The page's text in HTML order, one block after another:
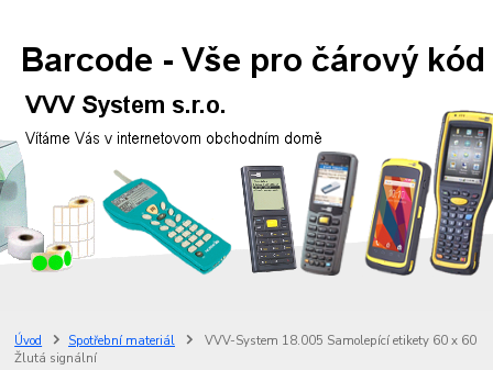
Úvod Spotřební materiál
VVV-System 18.005 Samolepící etikety 60 x 60
Žlutá signální